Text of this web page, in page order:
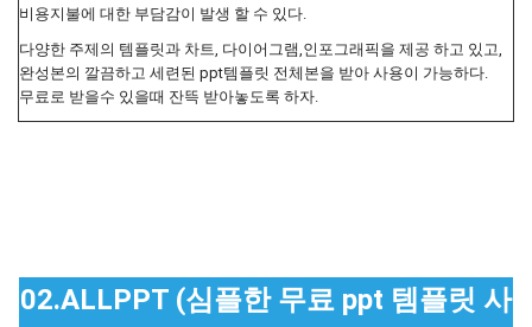
비용지불에 대한 부담감이 발생 할 수 있다.
다양한 주제의 템플릿과 차트, 다이어그램,인포그래픽을 제공 하고 있고,
완성본의 깔끔하고 세련된 ppt템플릿 전체본을 받아 사용이 가능하다.
무료로 받을수 있을때 잔뜩 받아놓도록 하자.
02.ALLPPT (심플한 무료 ppt 템플릿 사